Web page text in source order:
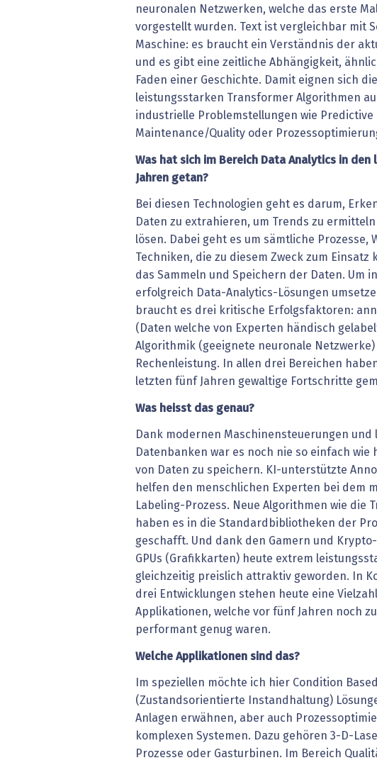
neuronalen Netzwerken, welche das erste
vorgestellt wurden. Text ist vergleichbar mit
Maschine: es braucht ein Verständnis der
und es gibt eine zeitliche Abhängigkeit,
Faden einer Geschichte. Damit eignen sich
leistungsstarken Transformer Algorithmen
industrielle Problemstellungen wie Predictive
Maintenance/Quality oder
Was hat sich im Bereich Data Analytics in
Jahren getan?
Bei diesen Technologien geht es darum,
Daten zu extrahieren, um Trends zu
lösen. Dabei geht es um sämtliche Prozesse,
Techniken, die zu diesem Zweck zum Einsatz
das Sammeln und Speichern der Daten. Um
erfolgreich Data-Analytics-Lösungen
braucht es drei kritische Erfolgsfaktoren:
(Daten welche von Experten händisch
Algorithmik (geeignete neuronale
Rechenleistung. In allen drei Bereichen
letzten fünf Jahren gewaltige Fortschritte
Was heisst das genau?
Dank modernen Maschinensteuerungen und
Datenbanken war es noch nie so einfach wie
von Daten zu speichern. KI-unterstützte
helfen den menschlichen Experten bei dem
Labeling-Prozess. Neue Algorithmen wie die
haben es in die Standardbibliotheken der
geschafft. Und dank den Gamern und
GPUs (Grafikkarten) heute extrem
gleichzeitig preislich attraktiv geworden. In
drei Entwicklungen stehen heute eine
Applikationen, welche vor fünf Jahren noch
performant genug waren.
Welche Applikationen sind das?
Im speziellen möchte ich hier Condition
(Zustandsorientierte Instandhaltung)
Anlagen erwähnen, aber auch
komplexen Systemen. Dazu gehören 3-D-
Prozesse oder Gasturbinen. Im Bereich